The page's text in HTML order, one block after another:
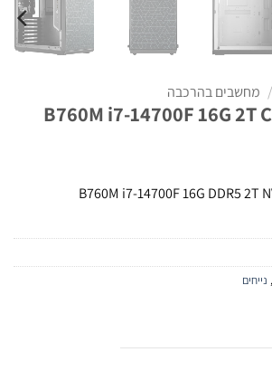
/ מחשבים בהרכבה
B760M i7-14700F 16G 2T
B760M i7-14700F 16G DDR5 2T
, נייחים